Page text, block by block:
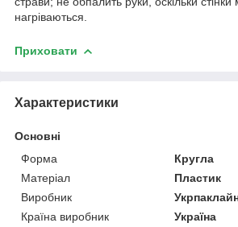
нагріваються.
Приховати
Характеристики
Основні
Форма
Кругла
Матеріал
Пластик
Виробник
Країна виробник
Україна